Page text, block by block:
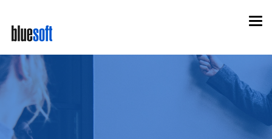
main
content